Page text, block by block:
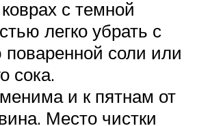
с темной
легко убрать с
соли или
сока.
и к пятнам от
Место чистки